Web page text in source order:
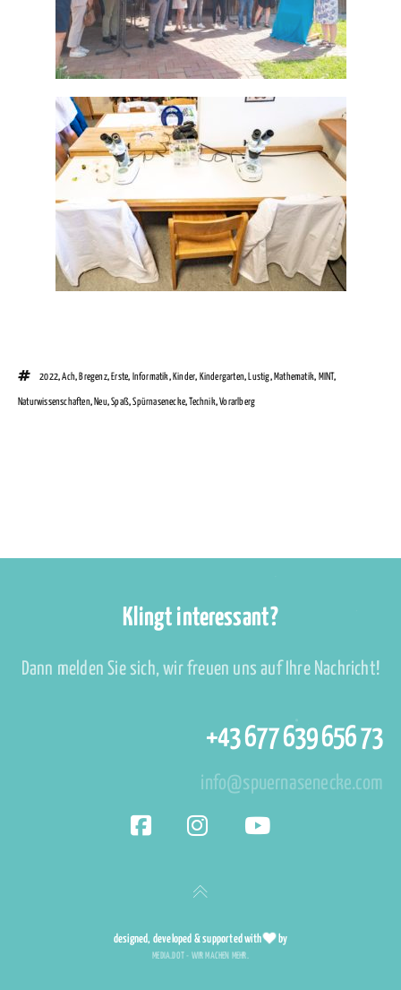
2022,Ach, Bregenz,Erste, Informatik, Kinder, Kindergarten, Lustig, Mathematik, MINT,
Naturwissenschaften,Neu,Spaß,Spürnasenecke,Technik,Vorarlberg
Klingt interessant?
Dann melden Sie sich, wir freuen uns auf Ihre Nachricht!
+43 677 639 656 73
info@spuernasenecke.com
designed, developed & supported with by
MEDIA.DOT - WIR MACHEN MEHR.